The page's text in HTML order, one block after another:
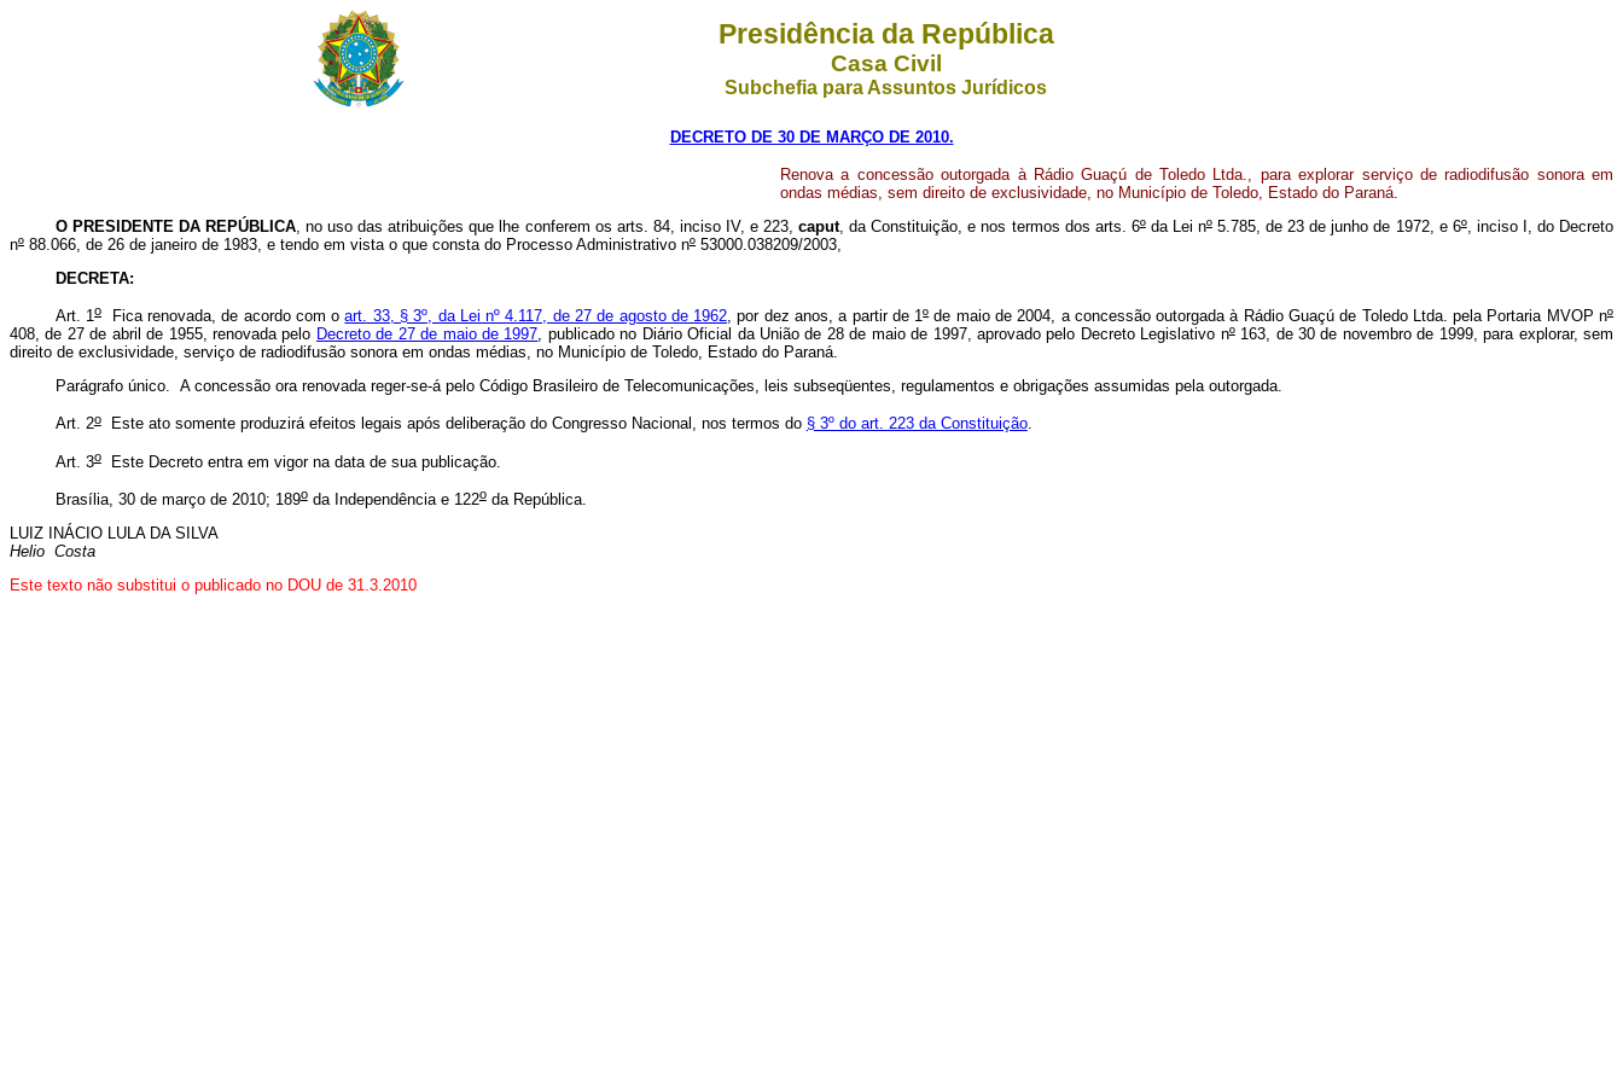
Presidência da República
Casa Civil
Subchefia para Assuntos Jurídicos
DECRETO DE 30 DE MARÇO DE 2010.
Renova a concessão outorgada à Rádio Guaçú de Toledo Ltda., para explorar serviço de radiodifusão sonora em
ondas médias, sem direito de exclusividade, no Município de Toledo, Estado do Paraná.
O PRESIDENTE DA REPÚBLICA, no uso das atribuições que lhe conferem os arts. 84, inciso IV, e 223,caput, da Constituição, e nos termos dos arts. 6ºda Lei nº 5.785, de 23 de junho de 1972, e 6º, inciso I, do Decreto
nº 88.066, de 26 de janeiro de 1983, e tendo em vista o que consta do Processo Administrativo nº 53000.038209/2003,
DECRETA:
Art. 1o Fica renovada, de acordo com oart. 33, § 3º, da Lei nº 4.117, de 27 de agosto de 1962, por dez anos, a partir de 1ºde maio de 2004, a concessão outorgada à Rádio Guaçú de Toledo Ltda. pela Portaria MVOP nº
408, de 27 de abril de 1955, renovada pelo Decreto de 27 de maio de 1997, publicado no Diário Oficial da União de 28 de maio de 1997, aprovado pelo Decreto Legislativo nº163, de 30 de novembro de 1999, para explorar, sem
direito de exclusividade, serviço de radiodifusão sonora em ondas médias, no Município de Toledo, Estado do Paraná.
Parágrafo único. A concessão ora renovada reger-se-á pelo Código Brasileiro de Telecomunicações, leis subseqüentes, regulamentos e obrigações assumidas pela outorgada.
Art. 2oEste ato somente produzirá efeitos legais após deliberação do Congresso Nacional, nos termos do § 3º do art. 223 da Constituição.
Art. 3oEste Decreto entra em vigor na data de sua publicação.
Brasília, 30 de março de 2010; 189oda Independência e 122oda República.
LUIZ INÁCIO LULA DA SILVA
Helio Costa
Este texto não substitui o publicado no DOU de 31.3.2010